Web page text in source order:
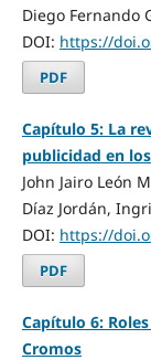
Diego Fernando
DOI: https://
PDF
Capítulo 5: La
publicidad en
John Jairo León
Díaz Jordán,
DOI: https://
PDF
Capítulo 6:
Cromos